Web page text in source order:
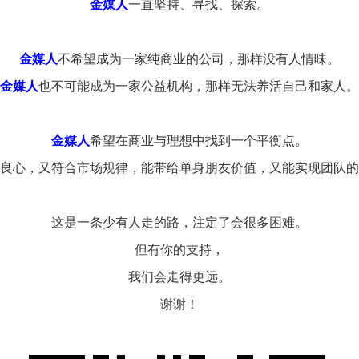
金媒人一直坚持、寻找、探索。
金媒人不希望成为一家纯商业的公司，那样没有人情味。
金媒人也不可能成为一家公益机构，那样无法养活自己和家人。
金媒人希望在商业与理想中找到一个平衡点。
心，又符合市场规律，能带给单身朋友价值，又能实现团队
这是一条少有人走的路，注定了会很多困难。
但有你的支持，
我们会走得更远。
谢谢！